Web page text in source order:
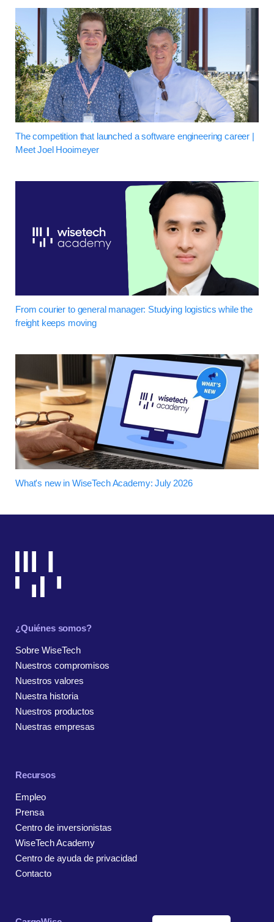
The competition that launched a software engineering career |
Meet Joel Hooimeyer
From courier to general manager: Studying logistics while the
freight keeps moving
What's new in WiseTech Academy: July 2026
¿Quiénes somos?
Sobre WiseTech
Nuestros compromisos
Nuestros valores
Nuestra historia
Nuestros productos
Nuestras empresas
Recursos
Empleo
Prensa
Centro de inversionistas
WiseTech Academy
Centro de ayuda de privacidad
Contacto